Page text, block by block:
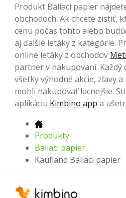
Produkt Baliaci papier
obchodoch. Ak chcete zistiť,
cenu počas tohto alebo
aj ďalšie letáky z kategórie.
online letáky z obchodov
partner v nakupovaní. Každý
všetky výhodné akcie, zľavy
mohli nakupovať lacnejšie.
aplikáciu Kimbino app a
Produkty
Baliaci papier
Kaufland Baliaci papier